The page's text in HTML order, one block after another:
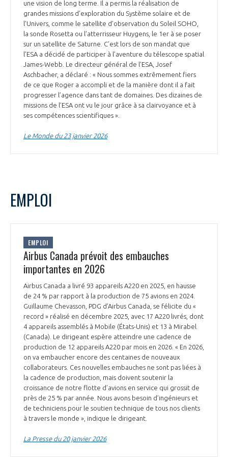
une vision de long terme. Il a permis la réalisation de
grandes missions d’exploration du Système solaire et de
l’Univers, comme le satellite d’observation du Soleil SOHO,
la sonde Rosetta ou l’atterrisseur Huygens, le 1er à se poser
sur un satellite de Saturne. C’est lors de son mandat que
l’ESA a décidé de participer à l’aventure du télescope spatial
James-Webb. Le directeur général de l’ESA, Josef
Aschbacher, a déclaré : « Nous sommes extrêmement fiers
de ce que Roger a accompli et de la manière dont il a fait
progresser l’agence dans tant de domaines. Des dizaines de
missions de l’ESA ont vu le jour grâce à sa clairvoyance et à
ses compétences scientifiques ».
Le Monde du 23 janvier 2026
EMPLOI
EMPLOI
Airbus Canada prévoit des embauches
importantes en 2026
Airbus Canada a livré 93 appareils A220 en 2025, en hausse
de 24 % par rapport à la production de 75 avions en 2024.
Guillaume Chevasson, PDG d’Airbus Canada, se félicite du «
record » réalisé en décembre 2025, avec 17 A220 livrés, dont
4 appareils assemblés à Mobile (États-Unis) et 13 à Mirabel
(Canada). Le dirigeant espère atteindre une cadence de
production de 12 appareils A220 par mois en 2026. « En 2026,
on va embaucher encore des centaines de nouveaux
collaborateurs. Ces nouvelles embauches ne sont pas liées à
la cadence de production, mais doivent soutenir la
croissance de notre flotte d’avions en service qui grossit de
près de 25 % par année. Nous avons besoin d’ingénieurs et
de techniciens pour le soutien technique de tous nos clients
à travers le monde », indique le dirigeant.
La Presse du 20 janvier 2026